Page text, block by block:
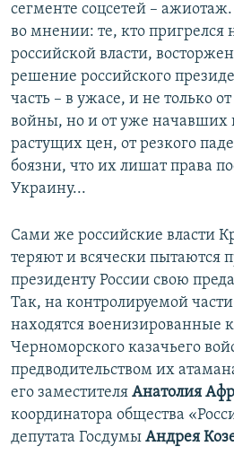
сегменте соцсетей –
во мнении: те, кто пригрелся
российской власти,
решение российского
часть – в ужасе, и не только
войны, но и от уже начавших
растущих цен, от резкого
боязни, что их лишат права
Украину...
Сами же российские власти
теряют и всячески пытаются
президенту России свою
Так, на контролируемой
находятся военизированные
Черноморского казачьего
предводительством их
его заместителя Анатолия
координатора общества
депутата Госдумы Андрея